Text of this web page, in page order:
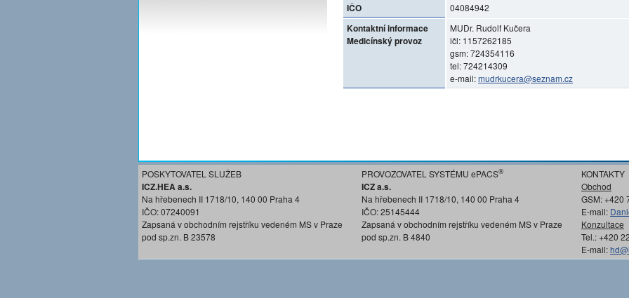
IČO 04084942
Kontaktní informace
Medicínský provoz
MUDr. Rudolf Kučera
ičl: 1157262185
gsm: 724354116
tel: 724214309
e-mail:mudrkucera@seznam.cz
POSKYTOVATEL SLUŽEB
ICZ.HEA a.s.
Na hřebenech II 1718/10, 140 00 Praha 4
IČO: 07240091
Zapsaná v obchodním rejstříku vedeném MS v Praze
pod sp.zn. B 23578
PROVOZOVATEL SYSTÉMU ePACS®
ICZ a.s.
Na hřebenech II 1718/10, 140 00 Praha 4
IČO: 25145444
Zapsaná v obchodním rejstříku vedeném MS v Praze
pod sp.zn. B 4840
KONTAKTY
Obchod
GSM: +420
E-mail:
Konzultace
Tel.: +420
E-mail: